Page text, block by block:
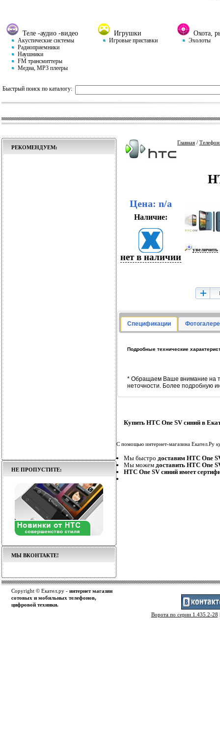
Теле -аудио -видео
Акустические системы
Радиоприемники
Наушники
FM трансмиттеры
Медиа, MP3 плееры
Игрушки
Игровые приставки
Охота,
Эхолоты
Быстрый поиск по каталогу:
РЕКОМЕНДУЕМ:
НЕ ПРОПУСТИТЕ:
МЫ ВКОНТАКТЕ!
Главная /
Цена: n/a
Наличие:
нет в наличии
увеличить
Спецификации
Подробные технические
* Обращаем Ваше внимание на
неточности. Более подробную
Купить HTC One SV синий в
С помощью интернет-магазина Екател.Ру
Мы быстро доставим HTC One
Мы можем доставить HTC One
HTC One SV синий имеет
Copyright © Екател.ру - интернет магазин
сотовых и мобильных телефонов,
цифровой техники.
Ворота по серии 1.435.2-28